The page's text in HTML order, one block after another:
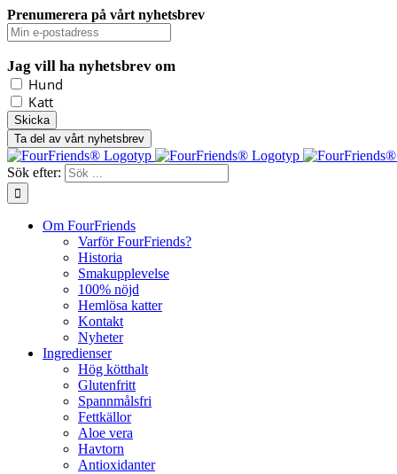
Prenumerera på vårt nyhetsbrev
Jag vill ha nyhetsbrev om
Hund
Katt
Ta del av vårt nyhetsbrev
Sök efter:
Om FourFriends
Varför FourFriends?
Historia
Smakupplevelse
100% nöjd
Hemlösa katter
Kontakt
Nyheter
Ingredienser
Hög kötthalt
Glutenfritt
Spannmålsfri
Fettkällor
Aloe vera
Havtorn
Antioxidanter